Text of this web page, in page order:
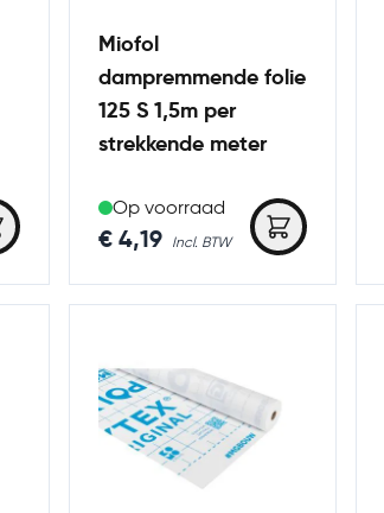
Miofol
dampremmende folie
125 S 1,5m per
strekkende meter
Op voorraad
€ 4,19